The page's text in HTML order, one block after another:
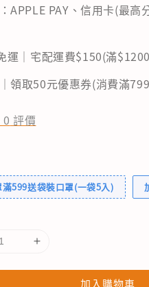
APPLE PAY、信用卡(最高
運｜宅配運費$150(滿
領取50元優惠券(消費滿
0 評價
599送袋裝口罩(一袋5入)
加入購物車